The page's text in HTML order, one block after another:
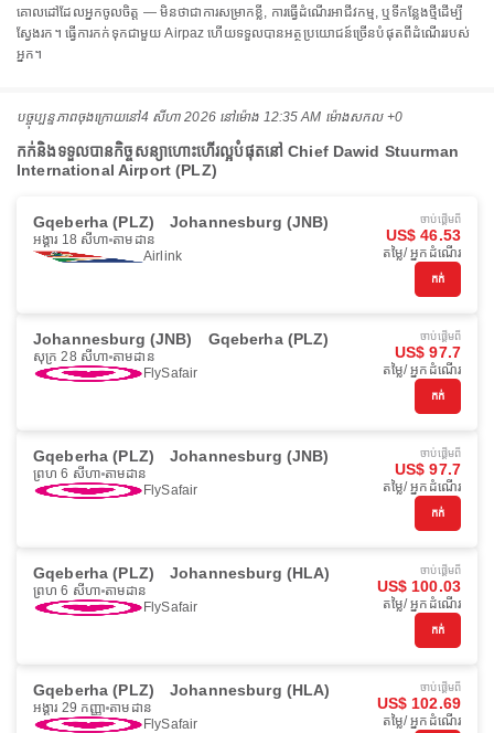
គោលដៅដែលអ្នកចូលចិត្ត — មិនថាជាការសម្រាកខ្លី, ការធ្វើដំណើរអាជីវកម្ម, ឬទីកន្លែងថ្មីដើម្បី
ស្វែងរក។ ធ្វើការកក់ទុកជាមួយ Airpaz ហើយទទួលបានអត្ថប្រយោជន៍ច្រើនបំផុតពីដំណើររបស់
អ្នក។
បច្ចុប្បន្នភាពចុងក្រោយនៅ4 សីហា 2026 នៅ​ម៉ោង 12:35 AM ម៉ោង​សកល +0
កក់និងទទួលបានកិច្ចសន្យាហោះហើរល្អបំផុតនៅ Chief Dawid Stuurman
International Airport (PLZ)
Gqeberha (PLZ) Johannesburg (JNB)
អង្គារ 18 សីហា តាមដាន
Airlink
ចាប់ផ្ដើមពី
US$ 46.53
តម្លៃ/ អ្នកដំណើរ
កក់
Johannesburg (JNB) Gqeberha (PLZ)
សុក្រ 28 សីហា តាមដាន
FlySafair
ចាប់ផ្ដើមពី
US$ 97.7
តម្លៃ/ អ្នកដំណើរ
កក់
Gqeberha (PLZ) Johannesburg (JNB)
ព្រហ 6 សីហា តាមដាន
FlySafair
ចាប់ផ្ដើមពី
US$ 97.7
តម្លៃ/ អ្នកដំណើរ
កក់
Gqeberha (PLZ) Johannesburg (HLA)
ព្រហ 6 សីហា តាមដាន
FlySafair
ចាប់ផ្ដើមពី
US$ 100.03
តម្លៃ/ អ្នកដំណើរ
កក់
Gqeberha (PLZ) Johannesburg (HLA)
អង្គារ 29 កញ្ញា តាមដាន
FlySafair
ចាប់ផ្ដើមពី
US$ 102.69
តម្លៃ/ អ្នកដំណើរ